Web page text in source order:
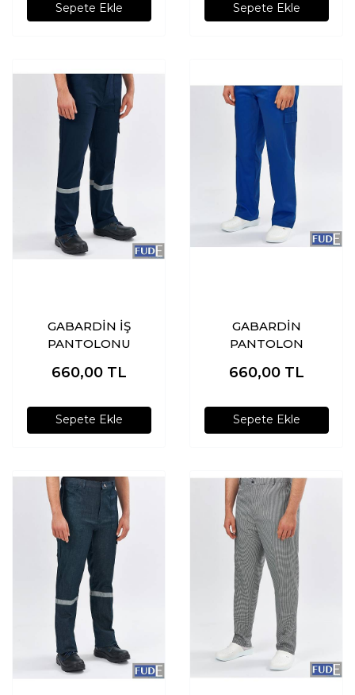
Sepete Ekle Sepete Ekle
GABARDİN İŞ
PANTOLONU
660,00 TL
Sepete Ekle
GABARDİN
PANTOLON
660,00 TL
Sepete Ekle